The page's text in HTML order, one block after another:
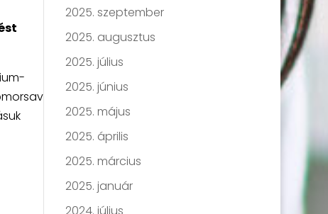
2025. szeptember
2025. augusztus
2025. július
2025. június
2025. május
2025. április
2025. március
2025. január